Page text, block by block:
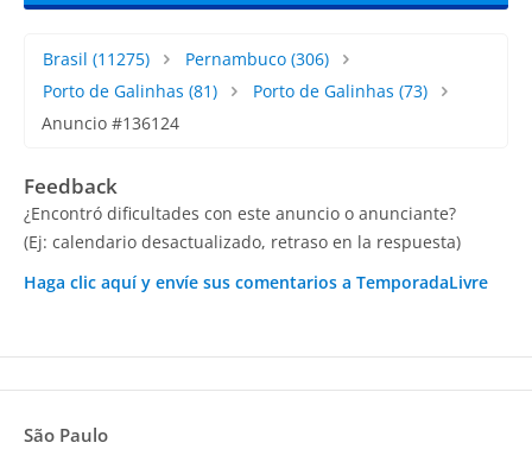
Brasil (11275) Pernambuco(306)
Porto de Galinhas (81) Porto de Galinhas (73)
Anuncio #136124
Feedback
¿Encontró dificultades con este anuncio o anunciante?
(Ej: calendario desactualizado, retraso en la respuesta)
Haga clic aquí y envíe sus comentarios a TemporadaLivre
São Paulo